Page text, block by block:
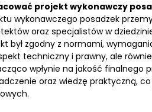
projekt wykonawczy
wykonawczego posadzek
oraz specjalistów w
był zgodny z normami,
techniczny i prawny, ale
wpłynie na jakość finalnego
oraz wiedzę praktyczną,